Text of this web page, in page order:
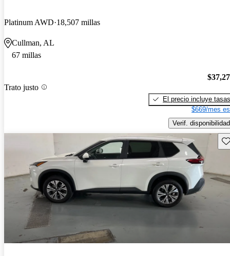
Platinum AWD 18,507 millas
Cullman, AL
67 millas
Trato justo
El precio incluye tasas
$669/mes
Verif. disponibilidad